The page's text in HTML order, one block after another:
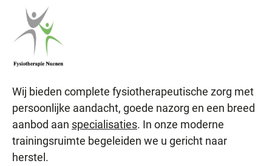
Wij bieden complete fysiotherapeutische zorg met
persoonlijke aandacht, goede nazorg en een breed
aanbod aan specialisaties. In onze moderne
trainingsruimte begeleiden we u gericht naar
herstel.